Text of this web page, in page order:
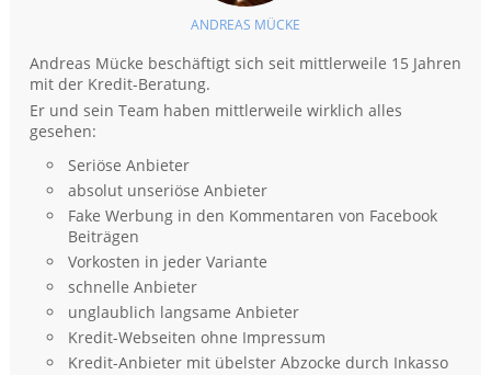
ANDREAS MÜCKE
Andreas Mücke beschäftigt sich seit mittlerweile 15 Jahren
mit der Kredit-Beratung.
Er und sein Team haben mittlerweile wirklich alles
gesehen:
Seriöse Anbieter
absolut unseriöse Anbieter
Fake Werbung in den Kommentaren von Facebook
Beiträgen
Vorkosten in jeder Variante
schnelle Anbieter
unglaublich langsame Anbieter
Kredit-Webseiten ohne Impressum
Kredit-Anbieter mit übelster Abzocke durch Inkasso